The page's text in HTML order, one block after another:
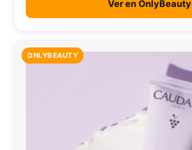
Ver en OnlyBeauty
ONLYBEAUTY